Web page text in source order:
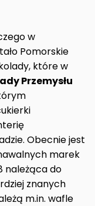
w
Pomorskie
które w
Przemysłu
Obecnie jest
marek
należąca do
znanych
m.in. wafle